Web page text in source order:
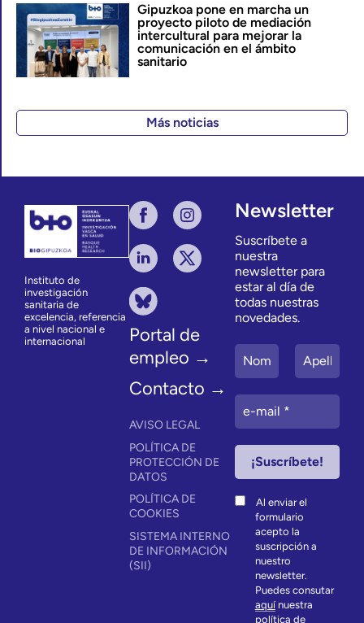
Gipuzkoa pone en marcha un
proyecto piloto de mediación
intercultural para mejorar la
comunicación en el ámbito
sanitario
Más noticias
Instituto de
investigación
sanitaria de
excelencia, referencia
a nivel nacional e
internacional
Portal de
empleo →
Contacto →
AVISO LEGAL
POLÍTICA DE
PROTECCIÓN DE
DATOS
POLÍTICA DE
COOKIES
SISTEMA INTERNO
DE INFORMACIÓN
(SII)
Newsletter
Suscríbete a
nuestra
newsletter para
estar al día de
todas nuestras
novedades.
Al enviar el
formulario
acepto la
suscripción a
nuestro
newsletter.
Puedes consutar
aquínuestra
política de